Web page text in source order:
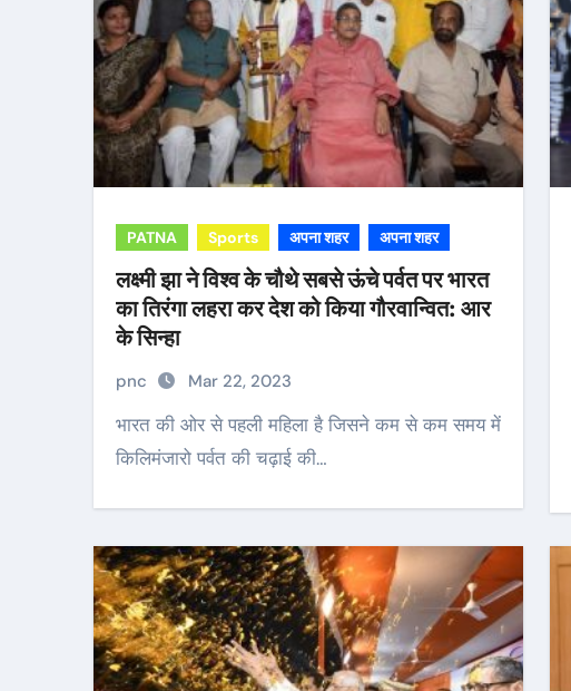
PATNA Sports अपना शहर अपना शहर
लक्ष्मी झा ने विश्व के चौथे सबसे ऊंचे पर्वत पर भारत
का तिरंगा लहरा कर देश को किया गौरवान्वित: आर
के सिन्हा
pnc Mar 22, 2023
भारत की ओर से पहली महिला है जिसने कम से कम समय में
किलिमंजारो पर्वत की चढ़ाई की…